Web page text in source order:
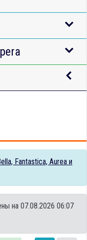
Fantastica, Aurea и
на 07.08.2026 06:07